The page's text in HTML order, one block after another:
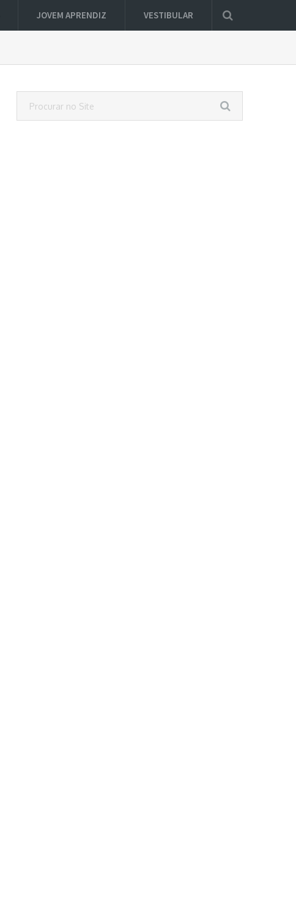
JOVEM APRENDIZ VESTIBULAR